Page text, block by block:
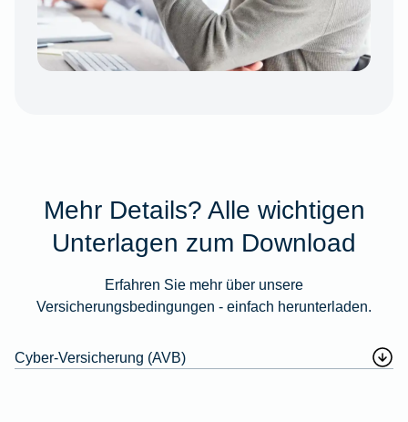
Mehr Details? Alle wichtigen
Unterlagen zum Download
Erfahren Sie mehr über unsere
Versicherungsbedingungen - einfach herunterladen.
Cyber-Versicherung (AVB)